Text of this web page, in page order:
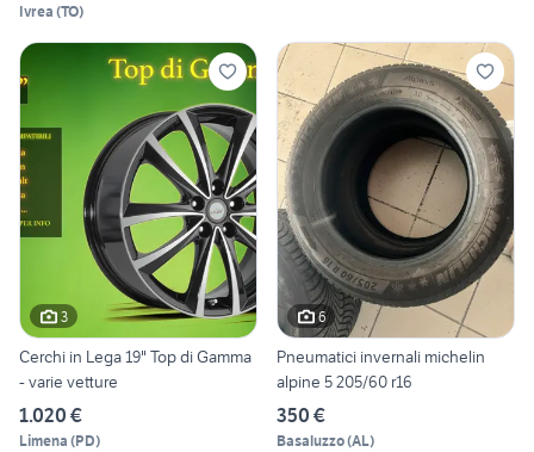
Ivrea (TO)
3
Cerchi in Lega 19" Top di Gamma
- varie vetture
1.020 €
Limena (PD)
6
Pneumatici invernali michelin
alpine 5 205/60 r16
350 €
Basaluzzo(AL)